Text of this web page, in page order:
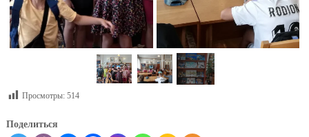
Просмотры: 514
Поделиться